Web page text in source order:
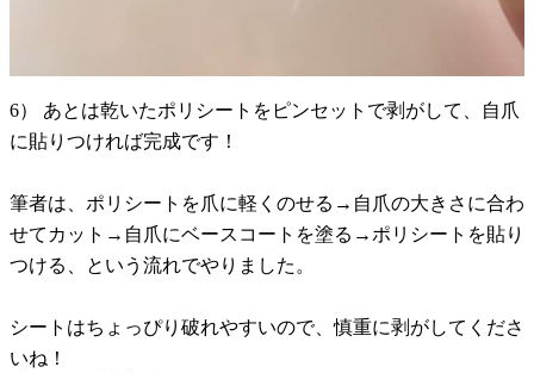
6） あとは乾いたポリシートをピンセットで剥がして、自爪
に貼りつければ完成です！
筆者は、ポリシートを爪に軽くのせる→自爪の大きさに合わ
せてカット→自爪にベースコートを塗る→ポリシートを貼り
つける、という流れでやりました。
シートはちょっぴり破れやすいので、慎重に剥がしてくださ
いね！